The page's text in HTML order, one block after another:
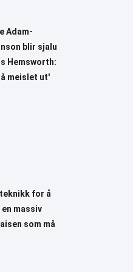
Adam-
blir sjalu
Hemsworth:
meislet ut'
for å
massiv
som må